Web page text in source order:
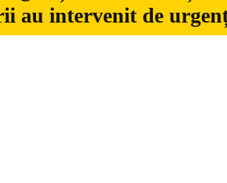
au intervenit de